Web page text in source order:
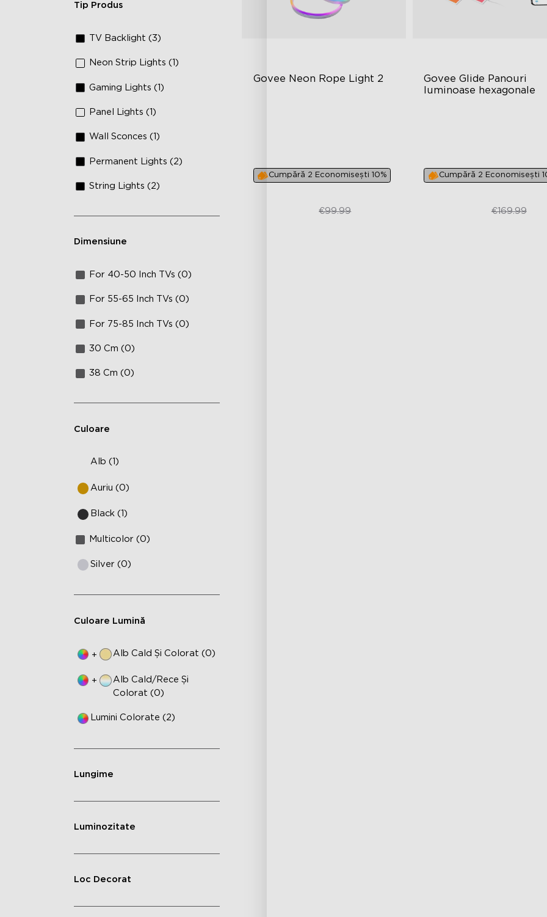
Tip Produs
TV Backlight (3)
Neon Strip Lights (1)
Gaming Lights (1)
Panel Lights (1)
Wall Sconces (1)
Permanent Lights (2)
String Lights (2)
Dimensiune
For 40-50 Inch TVs (0)
For 55-65 Inch TVs (0)
For 75-85 Inch TVs (0)
30 Cm (0)
38 Cm (0)
Culoare
Alb (1)
Auriu (0)
Black (1)
Multicolor (0)
Silver (0)
Culoare Lumină
+ Alb Cald Și Colorat (0)
+
Alb Cald/rece Și
Colorat (0)
Lumini Colorate (2)
Lungime
Luminozitate
Loc Decorat
Govee Neon Rope Light 2
Cumpără 2 Economisești 10%
€74.99€99.99
Govee Glide Panouri
luminoase hexagonale
Cumpără 2 Economisești
€99.99€169.99